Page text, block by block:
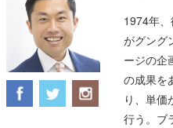
1974年
がグング
ージの企
の成果を
り、単価
行う。ブ